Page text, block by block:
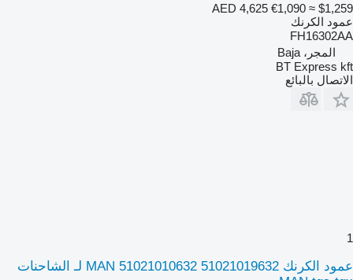
AED 4,625 €1,090 ≈ $1,259
عمود الكرنك
FH16302AA
المجر، Baja
BT Express kft
الاتصال بالبائع
1
عمود الكرنك MAN 51021010632 51021019632 لـ الشاحنات